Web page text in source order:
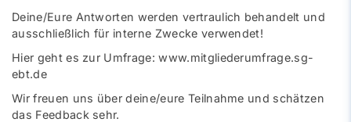
Deine/Eure Antworten werden vertraulich behandelt und
ausschließlich für interne Zwecke verwendet!
Hier geht es zur Umfrage: www.mitgliederumfrage.sg-
ebt.de
Wir freuen uns über deine/eure Teilnahme und schätzen
das Feedback sehr.